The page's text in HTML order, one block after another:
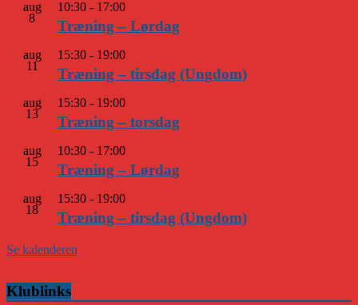
aug
8
10:30 - 17:00
Træning – Lørdag
aug
11
15:30 - 19:00
Træning – tirsdag (Ungdom)
aug
13
15:30 - 19:00
Træning – torsdag
aug
15
10:30 - 17:00
Træning – Lørdag
aug
18
15:30 - 19:00
Træning – tirsdag (Ungdom)
Se kalenderen
Klublinks